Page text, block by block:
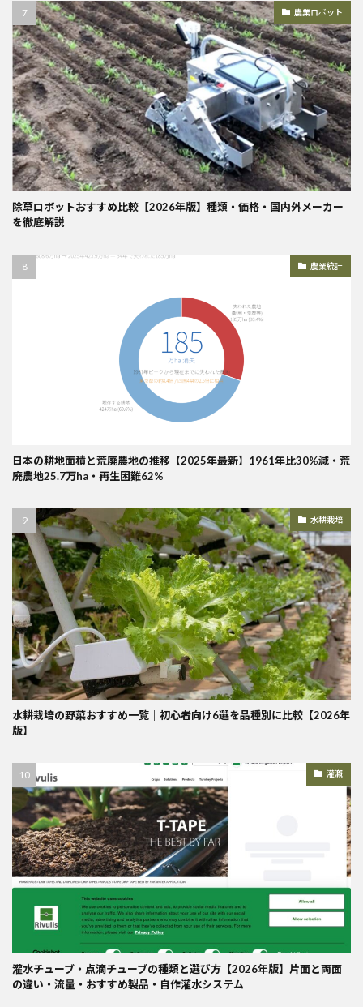
農業ロボット
除草ロボットおすすめ比較【2026年版】種類・価格・国内外メーカー
を徹底解説
農業統計
日本の耕地面積と荒廃農地の推移【2025年最新】1961年比30%減・荒
廃農地25.7万ha・再生困難62%
水耕栽培
水耕栽培の野菜おすすめ一覧｜初心者向け6選を品種別に比較【2026年
版】
灌漑
灌水チューブ・点滴チューブの種類と選び方【2026年版】片面と両面
の違い・流量・おすすめ製品・自作灌水システム